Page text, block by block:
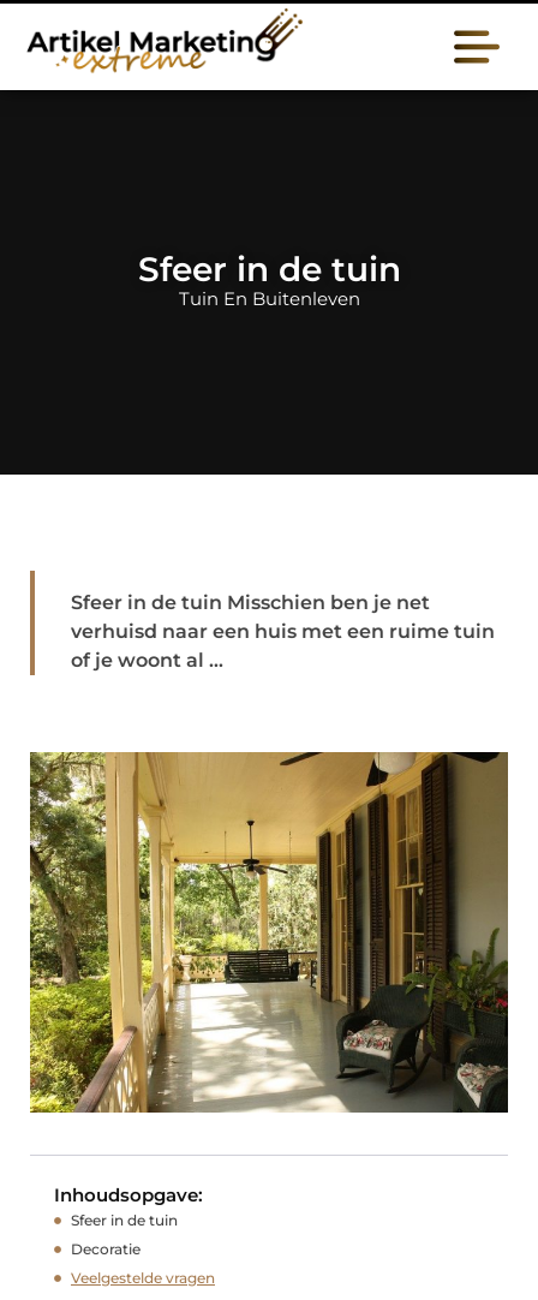
Sfeer in de tuin
Tuin En Buitenleven
Sfeer in de tuin Misschien ben je net
verhuisd naar een huis met een ruime tuin
of je woont al ...
Inhoudsopgave:
Sfeer in de tuin
Decoratie
Veelgestelde vragen